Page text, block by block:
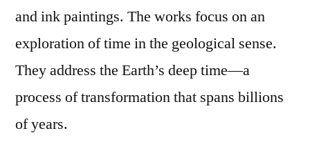
and ink paintings. The works focus on an
exploration of time in the geological sense.
They address the Earth’s deep time—a
process of transformation that spans billions
of years.